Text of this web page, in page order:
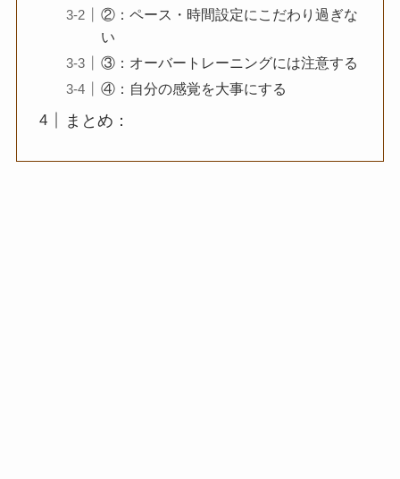
②：ペース・時間設定にこだわり過ぎな
い
③：オーバートレーニングには注意する
④：自分の感覚を大事にする
まとめ：